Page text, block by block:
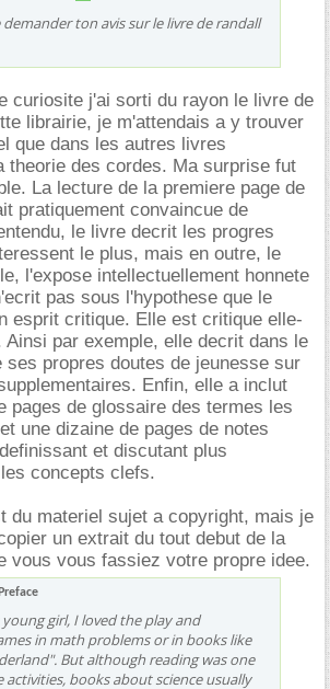
ton avis sur le livre de randall
curiosite j'ai sorti du rayon le livre de
librairie, je m'attendais a y trouver
que dans les autres livres
theorie des cordes. Ma surprise fut
La lecture de la premiere page de
pratiquement convaincue de
le livre decrit les progres
le plus, mais en outre, le
l'expose intellectuellement honnete
pas sous l'hypothese que le
esprit critique. Elle est critique elle-
Ainsi par exemple, elle decrit dans le
ses propres doutes de jeunesse sur
Enfin, elle a inclut
pages de glossaire des termes les
une dizaine de pages de notes
et discutant plus
concepts clefs.
du materiel sujet a copyright, mais je
un extrait du tout debut de la
vous vous fassiez votre propre idee.
Preface
young girl, I loved the play and
in math problems or in books like
But although reading was one
activities, books about science usually